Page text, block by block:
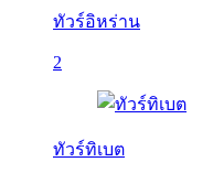
ทัวร์อิหร่าน
2
ทัวร์ทิเบต